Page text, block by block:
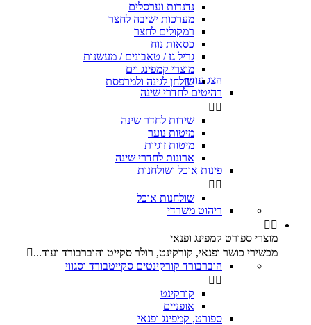
נדנדות וערסלים
מערכות ישיבה לחצר
רמקולים לחצר
כסאות נוח
גריל גז / טאבונים / מעשנות
מוצרי קמפינג וים
שולחן לגינה ולמרפסתהצג עוד
רהיטים לחדרי שינה
 
שידות לחדר שינה
מיטות נוער
מיטות זוגיות
ארונות לחדרי שינה
פינות אוכל ושולחנות
 
שולחנות אוכל
ריהוט משרדי
 
מוצרי ספורט קמפינג ופנאי
מכשירי כושר ופנאי, קורקינט, רולר סקייט והוברבורד ועוד...
הוברבורד קורקינטים סקייטבורד וסגווי
 
קורקינט
אופניים
ספורט, קמפינג ופנאי